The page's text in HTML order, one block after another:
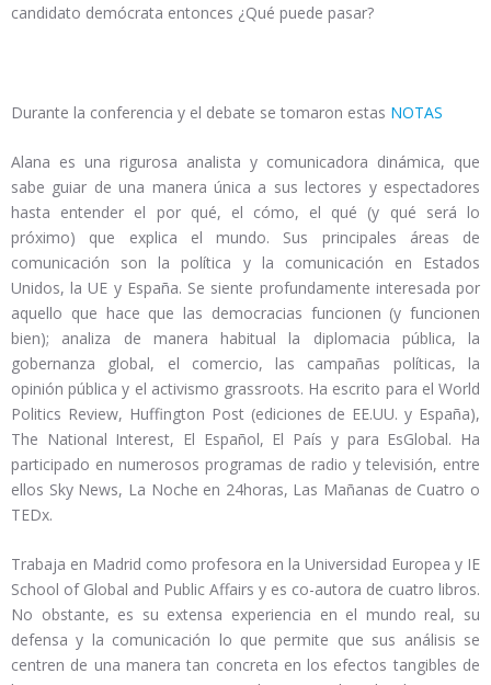
candidato demócrata entonces ¿Qué puede pasar?
Durante la conferencia y el debate se tomaron estas NOTAS
Alana es una rigurosa analista y comunicadora dinámica, que
sabe guiar de una manera única a sus lectores y espectadores
hasta entender el por qué, el cómo, el qué (y qué será lo
próximo) que explica el mundo. Sus principales áreas de
comunicación son la política y la comunicación en Estados
Unidos, la UE y España. Se siente profundamente interesada por
aquello que hace que las democracias funcionen (y funcionen
bien); analiza de manera habitual la diplomacia pública, la
gobernanza global, el comercio, las campañas políticas, la
opinión pública y el activismo grassroots. Ha escrito para el World
Politics Review, Huffington Post (ediciones de EE.UU. y España),
The National Interest, El Español, El País y para EsGlobal. Ha
participado en numerosos programas de radio y televisión, entre
ellos Sky News, La Noche en 24horas, Las Mañanas de Cuatro o
TEDx.
Trabaja en Madrid como profesora en la Universidad Europea y IE
School of Global and Public Affairs y es co-autora de cuatro libros.
No obstante, es su extensa experiencia en el mundo real, su
defensa y la comunicación lo que permite que sus análisis se
centren de una manera tan concreta en los efectos tangibles de